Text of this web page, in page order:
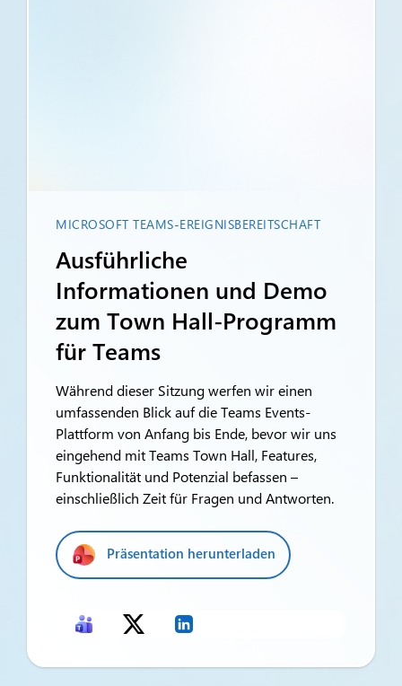
MICROSOFT TEAMS-EREIGNISBEREITSCHAFT
Ausführliche
Informationen und Demo
zum Town Hall-Programm
für Teams
Während dieser Sitzung werfen wir einen
umfassenden Blick auf die Teams Events-
Plattform von Anfang bis Ende, bevor wir uns
eingehend mit Teams Town Hall, Features,
Funktionalität und Potenzial befassen –
einschließlich Zeit für Fragen und Antworten.
Präsentation herunterladen